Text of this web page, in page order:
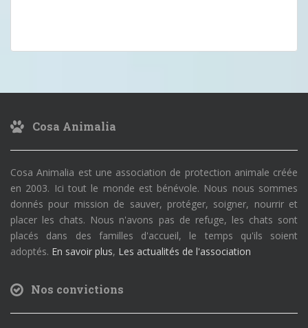
Cosa Animalia
Cosa Animalia est une association de protection animale créée
en 2003. Ici tout le monde est bénévole. Nous nous sommes
donnés pour mission de sauver, protéger, soigner, nourrir et
placer les chats. Nous n'avons pas de refuge, les chats sont
placés dans des familles d'accueil, le temps qu'ils soient
adoptés. En savoir plus, Les actualités de l'association
Nos convictions